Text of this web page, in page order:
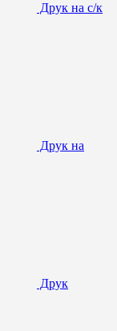
Друк на с/к
Друк на
Друк